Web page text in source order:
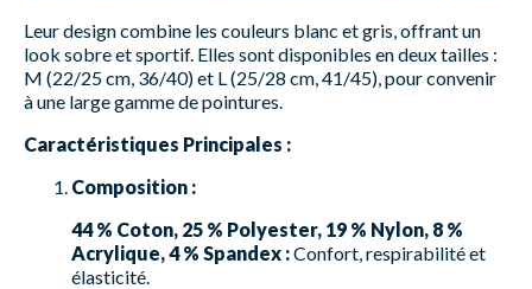
Leur design combine les couleurs blanc et gris, offrant un
look sobre et sportif. Elles sont disponibles en deux tailles :
M (22/25 cm, 36/40) et L (25/28 cm, 41/45), pour convenir
à une large gamme de pointures.
Caractéristiques Principales :
Composition :
44 % Coton, 25 % Polyester, 19 % Nylon, 8 %
Acrylique, 4 % Spandex :Confort, respirabilité et
élasticité.